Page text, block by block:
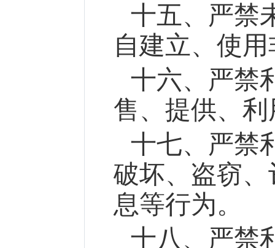
十五、严禁
自建立、使
十六、严禁
售、提供、
十七、严禁
破坏、盗窃
息等行为。
十八、严禁